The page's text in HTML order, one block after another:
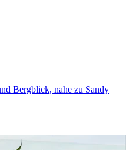
Bergblick, nahe zu Sandy